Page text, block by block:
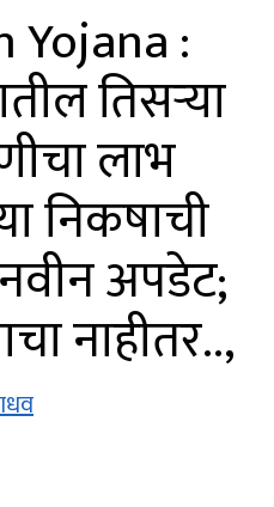
Yojana :
तिसऱ्या
लाभ
निकषाची
अपडेट;
नाहीतर..,